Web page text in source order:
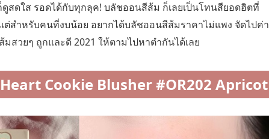
สดใส รอดได้กับทุกลุค! บลัชออนสีส้ม ก็เลยเป็นโทนสียอดฮิตที่
แต่สำหรับคนที่งบน้อย อยากได้บลัชออนสีส้มราคาไม่แพง จัดไปค่า
มสวยๆ ถูกและดี 2021 ให้ตามไปหาตำกันได้เลย
Cookie Blusher #OR202 Apricot